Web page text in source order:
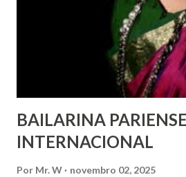
das mudanças históricas no mundo
anos, em que milhões foram às
Em outras partes do mundo, os
serem ouvidas através ...
BAILARINA PARIENSE
INTERNACIONAL
Por Mr. W novembro 02, 2025